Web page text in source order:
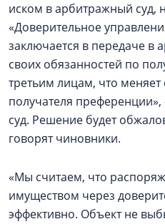
иском в арбитражный суд,
«Доверительное
заключается в передаче в
своих обязанностей по
третьим лицам, что меняет
получателя преференции»,
суд. Решение будет
говорят чиновники.
«Мы считаем, что
имуществом через
эффективно. Объект не